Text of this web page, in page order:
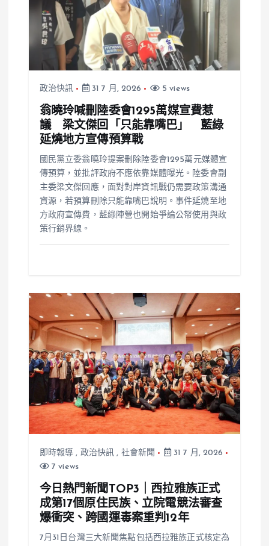
政治快訊 31 7 月, 2026 5 views
翁曉玲喊刪陸委會1295萬媒宣費惹
議 梁文傑回「只能靠嘴巴」 藍綠
延燒地方宣傳預算戰
國民黨立委翁曉玲提案刪除陸委會1295萬元媒體宣
傳預算，並批評政府不應依靠媒體曝光。陸委會副
主委梁文傑回應，面對對岸資訊戰仍需要政策溝通
資源，若預算刪除只能靠嘴巴說明。事件延燒至地
方政府宣傳費，藍綠陣營也開始爭論公帑使用與政
策行銷界線。
即時報導 , 政治快訊 , 社會新聞
31 7 月, 2026
7 views
今日熱門新聞TOP3｜西拉雅族正式
成第17個原住民族、立院電競法審查
爆衝突、跨國運毒案重判12年
7月31日台灣三大新聞焦點包括西拉雅族正式核定為